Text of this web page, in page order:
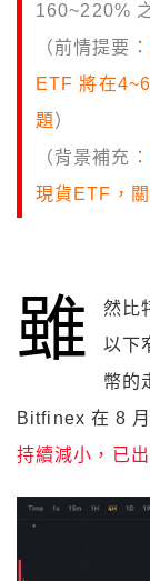
160~220%
（前情提要：
ETF 將在
題）
（背景補充：
現貨ETF，
雖
然比
以下
幣的
Bitfinex 在 8
持續減小，已